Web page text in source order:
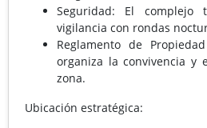
Seguridad: El
vigilancia con rondas
Reglamento de
organiza la convivencia y
zona.
Ubicación estratégica: